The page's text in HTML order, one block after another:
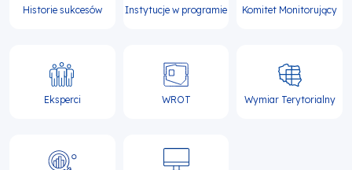
Historie sukcesów Instytucje w programie Komitet Monitorujący
Eksperci WROT Wymiar Terytorialny